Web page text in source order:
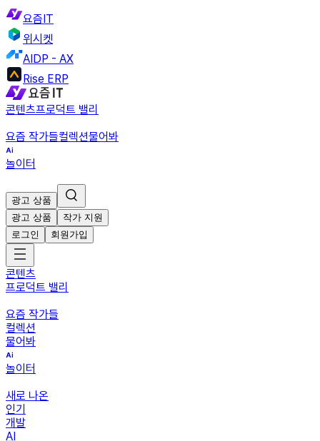
요즘IT
위시켓
AIDP - AX
Rise ERP
콘텐츠프로덕트 밸리
요즘 작가들컬렉션물어봐
놀이터
광고 상품
광고 상품
작가 지원
로그인
회원가입
콘텐츠
프로덕트 밸리
요즘 작가들
컬렉션
물어봐
놀이터
새로 나온
인기
개발
AI